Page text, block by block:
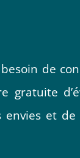
besoin de
gratuite
envies et